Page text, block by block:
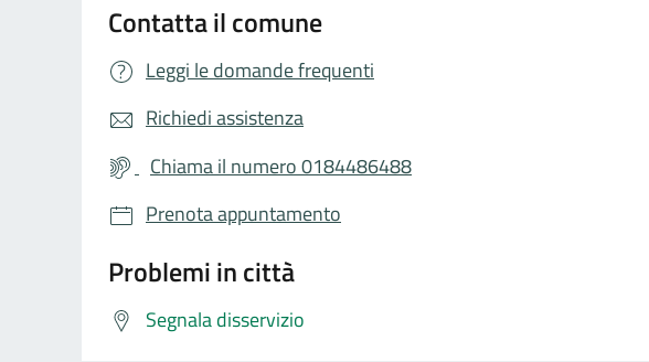
Contatta il comune
Leggi le domande frequenti
Richiedi assistenza
Chiama il numero 0184486488
Prenota appuntamento
Problemi in città
Segnala disservizio